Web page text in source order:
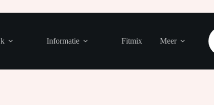
Informatie Fitmix Meer